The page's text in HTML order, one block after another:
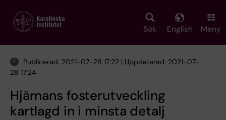
main
Sök English Meny
Publicerad: 2021-07-28 17:22 | Uppdaterad: 2021-07-
28 17:24
Hjärnans fosterutveckling
kartlagd in i minsta detalj